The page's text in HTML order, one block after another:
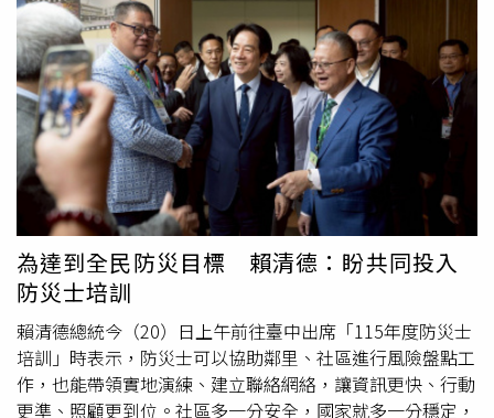
射手的創造力與戀愛運提升，會更想表達自己、做自己喜歡
的事。本週適合發展興趣、約會或投入讓你快樂的事情，能
量會越來越流動。當射手感受到快樂，世界也會亮起來。●
摩羯座這週有關於家庭與內在安全感議題浮現，摩羯可能會
想整理居家環境，或重新思考與家人的關係。這是一段回到
內心、安頓自己的時間，建議讓自己有一個安心的地方。●
水瓶座這個星期水瓶的溝通與表達能力將大為提升，適合談
合作、寫作、分享想法或短途移動。本週你的靈感將不斷湧
現，只要願意說出口，就會有回應與機會。水瓶的聲音，在
這一週都將會被聽見。●雙魚座這週有關於財務與自我價值
議題被啟動，雙魚會開始思考「自己真正的價值是什麼？」
也可能有新的收入機會。記得肯定自己，才會吸引更好的資
源，因為自己本身，就是最珍貴的資產。
席次最大化，黨中央有意在年底大選改提名4席。由於趙怡
翔轉任國安會後留下席次空缺，因此除了現任議員王閔生與
簡舒培爭取連任外，另有5位新人角逐2席提名，競爭相當激
烈。隨著民調初選逼近，身為民進黨秘書長的徐國勇日前在
一場獅子會活動中公開力挺前台北市黨部副執行長陳聖文
（英系推薦），遭黨內部分人士批評選務不中立，甚至有干
預初選之嫌。雖然事後英系大佬王世堅出面緩頰，但相關爭
議仍在黨內引發耳語，也讓外界關注此次大安文山初選背後
可能牽動的派系互動與競逐態勢。陳聖文上一屆市議員選舉
落敗後捲土重來，日前在獅子會活動中獲徐國勇公開讚許，
外界解讀大安文山初選背後恐掀派系角力。圖攝於2022年
大選期間（CTWANT合成圖／焦正德、黃耀徵攝）過去長年
在大安文山區投入地方服務的阮昭雄，在初選前夕也積極陪
同劉品妡（湧言會推薦）掃街。他表示，大安文山區是自己
長期打拼、最有感情的地方，若加上他以及趙怡翔過去的努
力，期間所累積的在地深耕成果，應該交由一位懂地方、有
為達到全民防災目標 賴清德：盼共同投入
防災士培訓
賴清德總統今（20）日上午前往臺中出席「115年度防災士
培訓」時表示，防災士可以協助鄰里、社區進行風險盤點工
作，也能帶領實地演練、建立聯絡網絡，讓資訊更快、行動
更準、照顧更到位。社區多一分安全，國家就多一分穩定，